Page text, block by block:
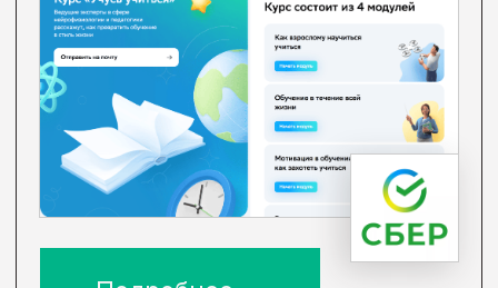
Онлайн-фестиваль представляет
собой интерактивную площадку, где
школьники имеют возможность
познакомиться с различными
профессиями и принять решение
о своем будущем призвании. Для
участия в фестивале так же
приглашаются и родители, чтобы
они могли поддержать ребенка и
помочь сделать осознанный выбор
в процессе последующего обучения
и карьерного развития.